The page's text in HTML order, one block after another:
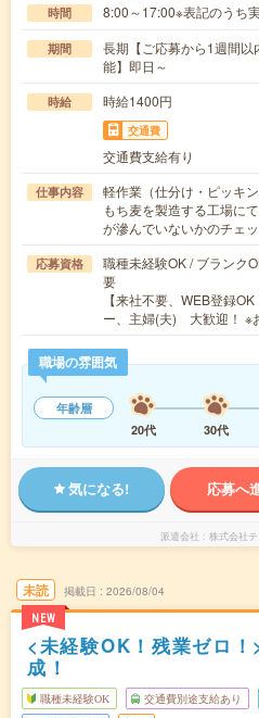
時間 8:00～17:00※表記のうち
期間
長期【ご応募から1週間
能】即日～
時給 時給1400円
交通費
交通費支給有り
仕事内容
軽作業（仕分け・ピッキ
もち麦を製造する工場に
が滲んでいないかのチェ
応募資格
職種未経験OK / ブランク
要
【来社不要、WEB登録
ー、主婦(夫) 大歓迎！ ※
職場の雰囲気
年齢層
20代
30代
気になる! 応募へ
派遣会社 株式会社
未読
NEW
掲載日 2026/08/04
<未経験OK！残業ゼロ
成！
職種未経験OK 交通費別途支給あり